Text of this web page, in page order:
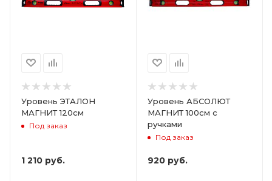
Уровень ЭТАЛОН
МАГНИТ 120см
Под заказ
1 210 руб.
Уровень АБСОЛЮТ
МАГНИТ 100см с
ручками
Под заказ
920 руб.